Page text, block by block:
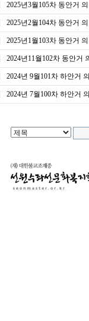
2025년3월105차 동안거
2025년2월104차 동안거
2025년1월103차 동안거
2024년11월102차 동안거
2024년 9월101차 하안거
2024년 7월100차 하안거